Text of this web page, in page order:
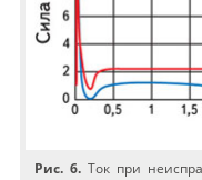
Рис. 6. Ток при